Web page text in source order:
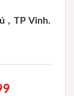
, TP Vinh.